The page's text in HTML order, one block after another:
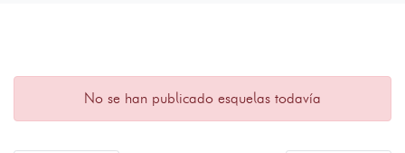
No se han publicado esquelas todavía